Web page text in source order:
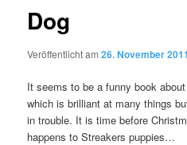
Dog
Veröffentlicht am26. November 2011
It seems to be a funny book
which is brilliant at many things
in trouble. It is time before
happens to Streakers puppies…